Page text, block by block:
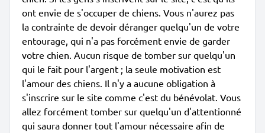
ont envie de s'occuper de chiens. Vous n'aurez pas
la contrainte de devoir déranger quelqu'un de votre
entourage, qui n'a pas forcément envie de garder
votre chien. Aucun risque de tomber sur quelqu'un
qui le fait pour l'argent ; la seule motivation est
l'amour des chiens. Il n'y a aucune obligation à
s'inscrire sur le site comme c'est du bénévolat. Vous
allez forcément tomber sur quelqu'un d'attentionné
qui saura donner tout l'amour nécessaire afin de